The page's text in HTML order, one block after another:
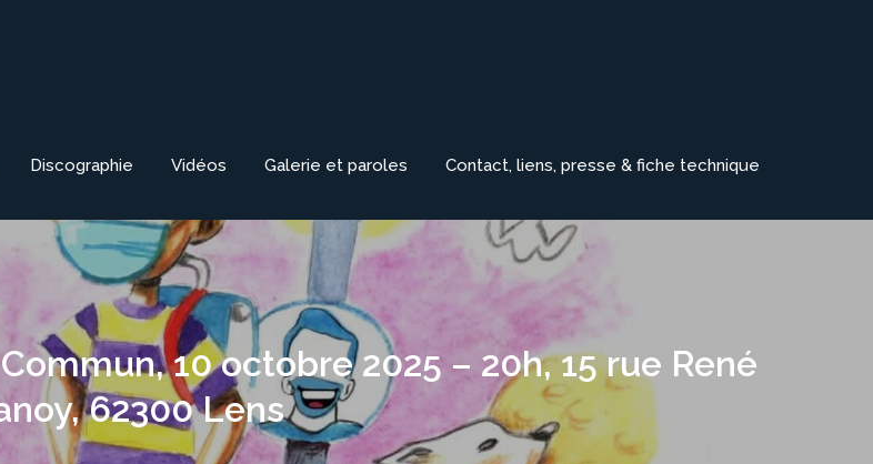
Discographie Vidéos Galerie et paroles Contact, liens, presse & fiche technique
10 octobre 2025 – 20h, 15 rue René
62300 Lens